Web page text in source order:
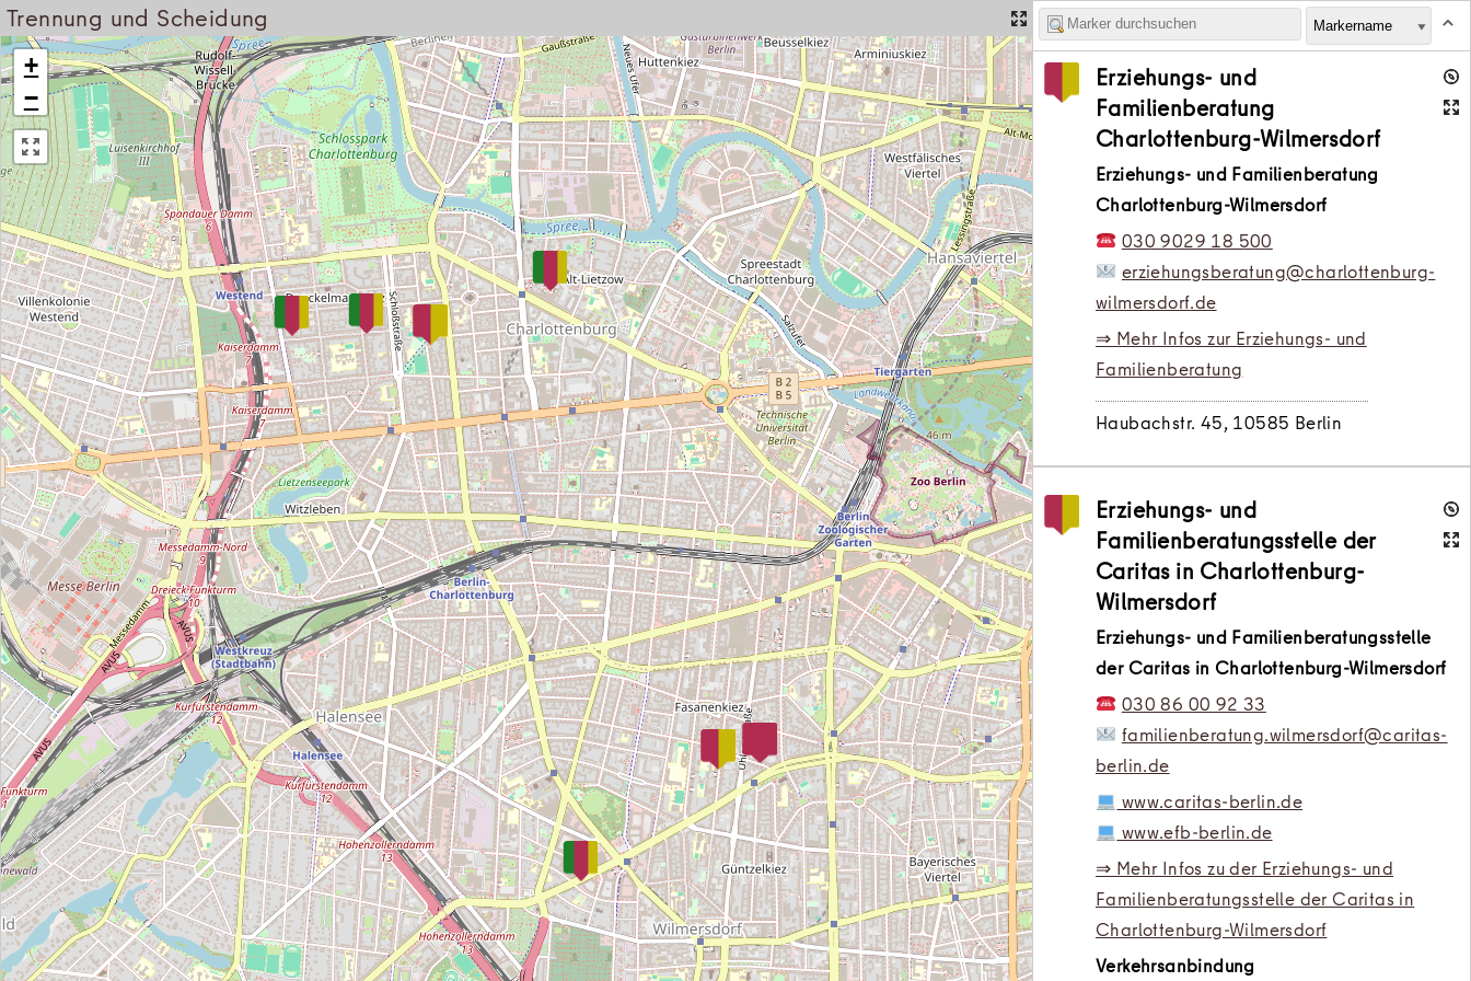
Trennung und Scheidung
+
−
Erziehungs- und
Familienberatung
Charlottenburg-Wilmersdorf
Erziehungs- und Familienberatung
Charlottenburg-Wilmersdorf
030 9029 18 500
erziehungsberatung@charlottenburg-
wilmersdorf.de
⇒ Mehr Infos zur Erziehungs- und
Familienberatung
Haubachstr. 45, 10585 Berlin
Erziehungs- und
Familienberatungsstelle der
Caritas in Charlottenburg-
Wilmersdorf
Erziehungs- und Familienberatungsstelle
der Caritas in Charlottenburg-Wilmersdorf
030 86 00 92 33
familienberatung.wilmersdorf@caritas-
berlin.de
www.caritas-berlin.de
www.efb-berlin.de
⇒ Mehr Infos zu der Erziehungs- und
Familienberatungsstelle der Caritas in
Charlottenburg-Wilmersdorf
Verkehrsanbindung